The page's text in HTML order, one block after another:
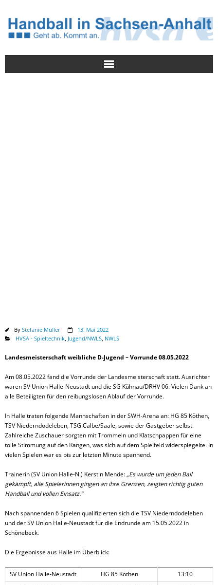
By Stefanie Müller
13. Mai 2022
HVSA - Spieltechnik Jugend/NWLS NWLS
Landesmeisterschaft weibliche D-Jugend – Vorrunde 08.05.2022
Am 08.05.2022 fand die Vorrunde der Landesmeisterschaft statt. Ausrichter
waren SV Union Halle-Neustadt und die SG Kühnau/DRHV 06. Vielen Dank an
alle Beteiligten für den reibungslosen Ablauf der Vorrunde.
In Halle traten folgende Mannschaften in der SWH-Arena an: HG 85 Köthen,
TSV Niederndodeleben, TSG Calbe/Saale, sowie der Gastgeber selbst.
Zahlreiche Zuschauer sorgten mit Trommeln und Klatschpappen für eine
tolle Stimmung auf den Rängen, was sich auf dem Spielfeld widerspiegelte. In
vielen Spielen war es bis zur letzten Minute spannend.
Trainerin (SV Union Halle-N.) Kerstin Mende: „Es wurde um jeden Ball
gekämpft, alle Spielerinnen gingen an ihre Grenzen, zeigten richtig guten
Handball und vollen Einsatz.“
Nach spannenden 6 Spielen qualifizierten sich die TSV Niederndodeleben
und der SV Union Halle-Neustadt für die Endrunde am 15.05.2022 in
Schönebeck.
Die Ergebnisse aus Halle im Überblick:
SV Union Halle-Neustadt HG 85 Köthen
13:10